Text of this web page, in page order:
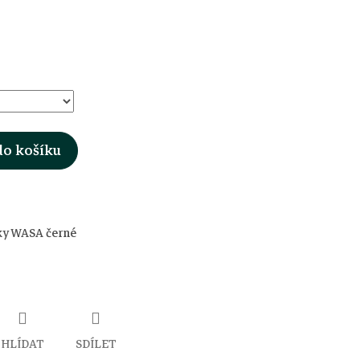
košíku
WASA černé
HLÍDAT SDÍLET